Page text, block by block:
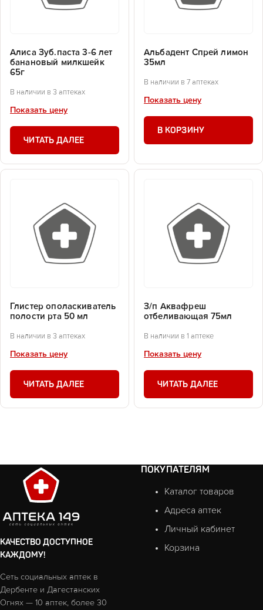
Алиса Зуб.паста 3-6 лет
банановый милкшейк
65г
В наличии в 3 аптеках
Показать цену
ЧИТАТЬ ДАЛЕЕ
Альбадент Спрей лимон
35мл
В наличии в 7 аптеках
Показать цену
В КОРЗИНУ
Глистер ополаскиватель
полости рта 50 мл
В наличии в 3 аптеках
Показать цену
ЧИТАТЬ ДАЛЕЕ
З/п Аквафреш
отбеливающая 75мл
В наличии в 1 аптеке
Показать цену
ЧИТАТЬ ДАЛЕЕ
КАЧЕСТВО ДОСТУПНОЕ
КАЖДОМУ!
Сеть социальных аптек в
Дербенте и Дагестанских
Огнях — 10 аптек, более 30
ПОКУПАТЕЛЯМ
Каталог товаров
Адреса аптек
Личный кабинет
Корзина